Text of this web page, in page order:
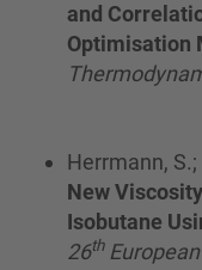
and
Optimisation
Herrmann, S.;
New
Isobutane
26th